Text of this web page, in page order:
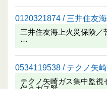
0120321874 / 三井住友
三井住友海上火災保険／
…
0534119538 / テクノ矢
テクノ矢崎ガス集中監視